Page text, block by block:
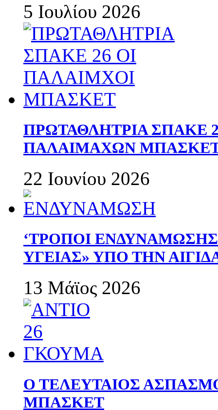
5 Ιουλίου 2026
ΠΡΩΤΑΘΛΗΤΡΙΑ ΣΠΑΚΕ
ΠΑΛΑΙΜΑΧΩΝ
22 Ιουνίου 2026
‘ΤΡΟΠΟΙ
ΥΓΕΙΑΣ» ΥΠΟ ΤΗΝ
13 Μάϊος 2026
Ο ΤΕΛΕΥΤΑΙΟΣ
ΜΠΑΣΚΕΤ